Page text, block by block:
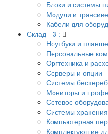
Блоки и системы
Модули и
Кабели для
Склад - 3 :
Ноутбуки и
Персональные
Оргтехника и
Серверы и опции
Системы
Мониторы и
Сетевое
Системы
Компьютерная
Комплектующие